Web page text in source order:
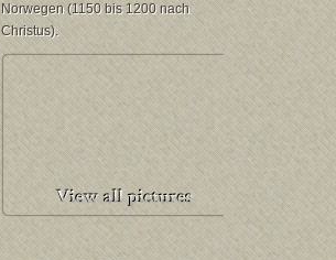
Norwegen (1150 bis 1200 nach
Christus).